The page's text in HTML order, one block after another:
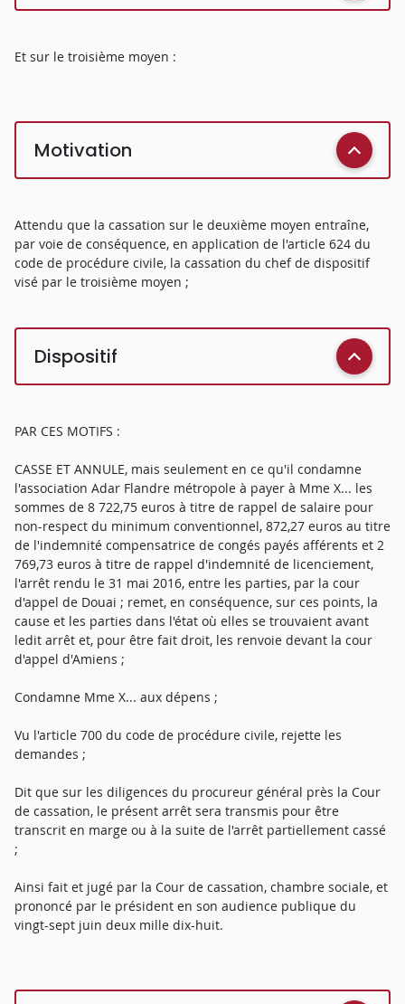
Et sur le troisième moyen :
Motivation
Attendu que la cassation sur le deuxième moyen entraîne,
par voie de conséquence, en application de l'article 624 du
code de procédure civile, la cassation du chef de dispositif
visé par le troisième moyen ;
Dispositif
PAR CES MOTIFS :
CASSE ET ANNULE, mais seulement en ce qu'il condamne
l'association Adar Flandre métropole à payer à Mme X... les
sommes de 8 722,75 euros à titre de rappel de salaire pour
non-respect du minimum conventionnel, 872,27 euros au titre
de l'indemnité compensatrice de congés payés afférents et 2
769,73 euros à titre de rappel d'indemnité de licenciement,
l'arrêt rendu le 31 mai 2016, entre les parties, par la cour
d'appel de Douai ; remet, en conséquence, sur ces points, la
cause et les parties dans l'état où elles se trouvaient avant
ledit arrêt et, pour être fait droit, les renvoie devant la cour
d'appel d'Amiens ;
Condamne Mme X... aux dépens ;
Vu l'article 700 du code de procédure civile, rejette les
demandes ;
Dit que sur les diligences du procureur général près la Cour
de cassation, le présent arrêt sera transmis pour être
transcrit en marge ou à la suite de l'arrêt partiellement cassé
;
Ainsi fait et jugé par la Cour de cassation, chambre sociale, et
prononcé par le président en son audience publique du
vingt-sept juin deux mille dix-huit.